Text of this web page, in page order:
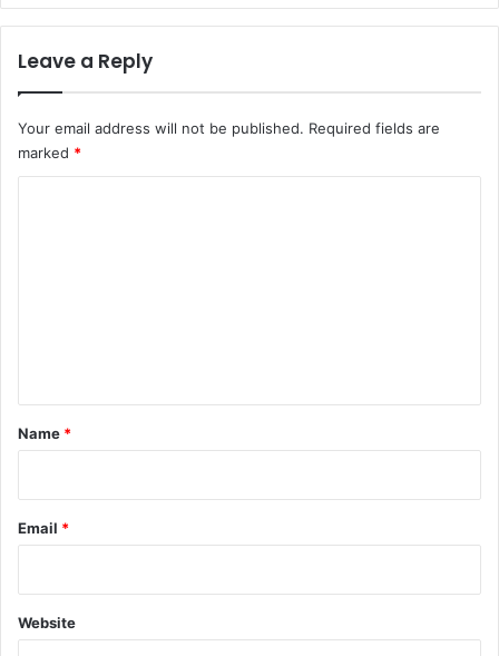
Leave a Reply
Your email address will not be published. Required fields are
marked *
*
Name *
Email *
Website